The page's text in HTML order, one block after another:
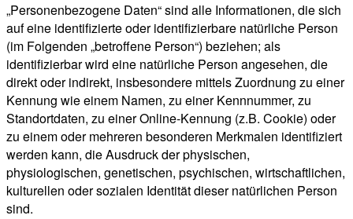
„Personenbezogene Daten“ sind alle Informationen, die sich
auf eine identifizierte oder identifizierbare natürliche Person
(im Folgenden „betroffene Person“) beziehen; als
identifizierbar wird eine natürliche Person angesehen, die
direkt oder indirekt, insbesondere mittels Zuordnung zu einer
Kennung wie einem Namen, zu einer Kennnummer, zu
Standortdaten, zu einer Online-Kennung (z.B. Cookie) oder
zu einem oder mehreren besonderen Merkmalen identifiziert
werden kann, die Ausdruck der physischen,
physiologischen, genetischen, psychischen, wirtschaftlichen,
kulturellen oder sozialen Identität dieser natürlichen Person
sind.